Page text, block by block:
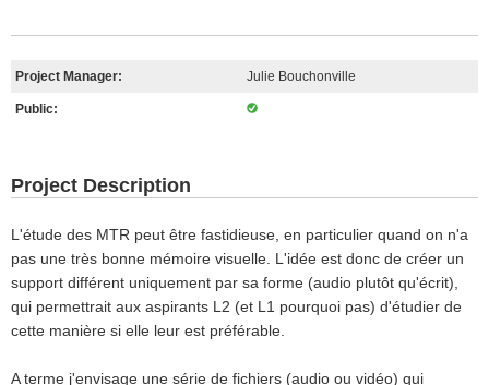
Project Manager: Julie Bouchonville
Public:
Project Description
L'étude des MTR peut être fastidieuse, en particulier quand on n'a
pas une très bonne mémoire visuelle. L'idée est donc de créer un
support différent uniquement par sa forme (audio plutôt qu'écrit),
qui permettrait aux aspirants L2 (et L1 pourquoi pas) d'étudier de
cette manière si elle leur est préférable.
A terme j'envisage une série de fichiers (audio ou vidéo) qui